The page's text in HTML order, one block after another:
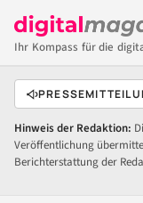
Ihr Kompass für die
Hinweis der Redaktion:
Veröffentlichung
Berichterstattung der